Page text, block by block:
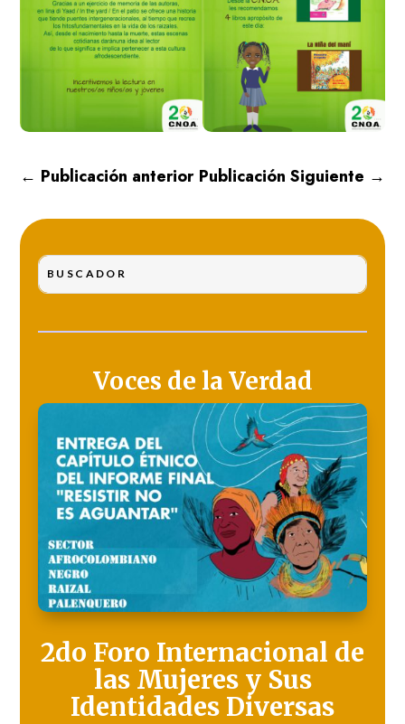
← Publicación anterior Publicación Siguiente →
Voces de la Verdad
2do Foro Internacional de
las Mujeres y Sus
Identidades Diversas